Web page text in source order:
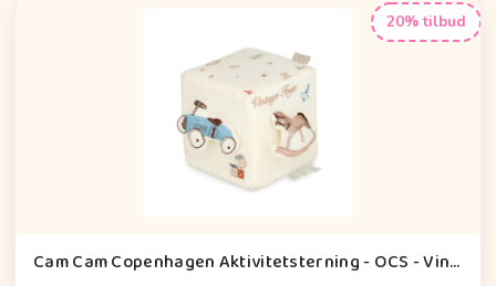
20% tilbud
Cam Cam Copenhagen Aktivitetsterning - OCS - Vintage Toys